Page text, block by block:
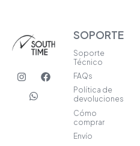
I
n
F
a
W
a
t
SOPORTE
Soporte
Técnico
FAQs
Política de
devoluciones
Cómo
comprar
Envío